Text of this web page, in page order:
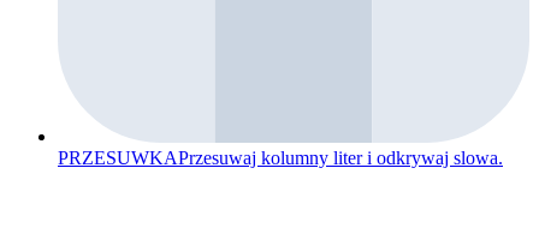
PRZESUWKAPrzesuwaj kolumny liter i odkrywaj slowa.